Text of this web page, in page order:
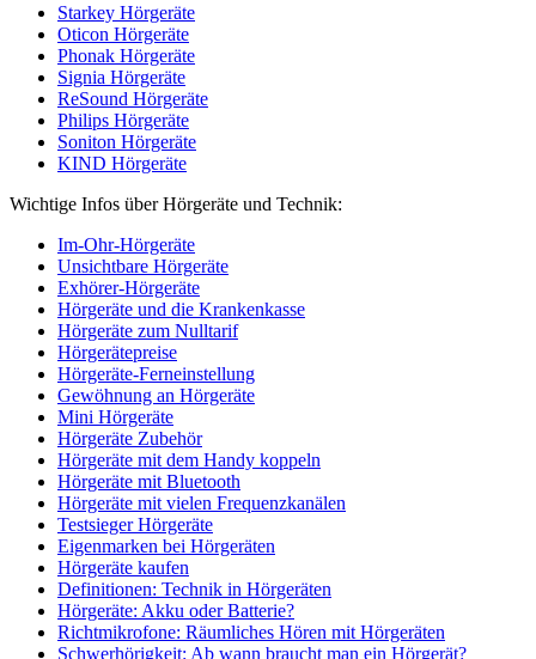
Starkey Hörgeräte
Oticon Hörgeräte
Phonak Hörgeräte
Signia Hörgeräte
ReSound Hörgeräte
Philips Hörgeräte
Soniton Hörgeräte
KIND Hörgeräte
Wichtige Infos über Hörgeräte und Technik:
Im-Ohr-Hörgeräte
Unsichtbare Hörgeräte
Exhörer-Hörgeräte
Hörgeräte und die Krankenkasse
Hörgeräte zum Nulltarif
Hörgerätepreise
Hörgeräte-Ferneinstellung
Gewöhnung an Hörgeräte
Mini Hörgeräte
Hörgeräte Zubehör
Hörgeräte mit dem Handy koppeln
Hörgeräte mit Bluetooth
Hörgeräte mit vielen Frequenzkanälen
Testsieger Hörgeräte
Eigenmarken bei Hörgeräten
Hörgeräte kaufen
Definitionen: Technik in Hörgeräten
Hörgeräte: Akku oder Batterie?
Richtmikrofone: Räumliches Hören mit Hörgeräten
Schwerhörigkeit: Ab wann braucht man ein Hörgerät?